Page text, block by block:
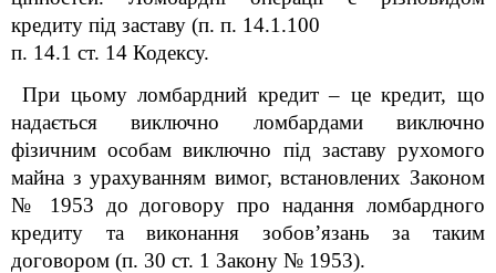
кредиту під заставу (п. п. 14.1.100
п. 14.1 ст. 14 Кодексу.
При цьому ломбардний кредит – це кредит, що
надається виключно ломбардами виключно
фізичним особам виключно під заставу рухомого
майна з урахуванням вимог, встановлених Законом
№ 1953 до договору про надання ломбардного
кредиту та виконання зобов’язань за таким
договором (п. 30 ст. 1 Закону № 1953).